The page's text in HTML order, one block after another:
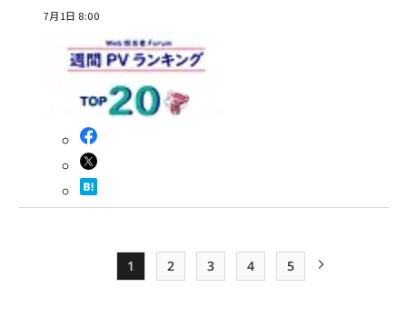
7月1日 8:00
Page
1
Page
2
Page
3
Page
4
Page
5